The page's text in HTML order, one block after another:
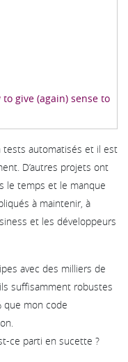
give (again) sense to
tests automatisés et il est
D’autres projets ont
le temps et le manque
à maintenir, à
et les développeurs
avec des milliers de
suffisamment robustes
que mon code
ce parti en sucette ?